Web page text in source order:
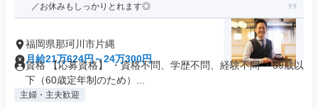
／お休みもしっかりとれます◎
福岡県那珂川市片縄
月給21万624円～24万300円
資格 【応募資格】 ・資格不問、学歴不問、経験不問 ・59歳以
下（60歳定年制のため）...
主婦・主夫歓迎